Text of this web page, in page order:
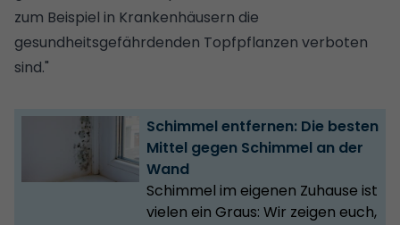
zum Beispiel in Krankenhäusern die
gesundheitsgefährdenden Topfpflanzen verboten
sind."
Schimmel entfernen: Die besten
Mittel gegen Schimmel an der
Wand
Schimmel im eigenen Zuhause ist
vielen ein Graus: Wir zeigen euch,